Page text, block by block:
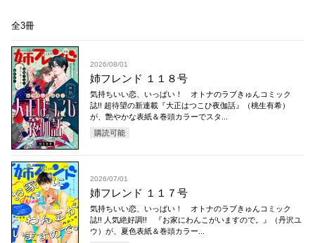
全3冊
2026/08/01
姉フレンド １１８号
気持ちいい恋、いっぱい！ オトナのラブきゅんコミック
誌!! 超待望の新連載『大正はつこひ夜伽話』（桃生有希）
が、艶やかな表紙＆巻頭カラーでスタ...
購読可能
2026/07/01
姉フレンド １１７号
気持ちいい恋、いっぱい！ オトナのラブきゅんコミック
誌!! 人気絶好調!! 『お家にわんこがいますので。』（丹沢ユ
ウ）が、夏色表紙＆巻頭カラー...